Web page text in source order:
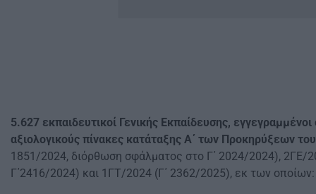
5.627 εκπαιδευτικοί Γενικής Εκπαίδευσης, εγγεγραμμένοι
αξιολογικούς πίνακες κατάταξης Α΄ των Προκηρύξεων
1851/2024, διόρθωση σφάλματος στο Γ΄ 2024/2024), 2ΓΕ/
Γ΄2416/2024) και 1ΓΤ/2024 (Γ΄ 2362/2025), εκ των οποίων: